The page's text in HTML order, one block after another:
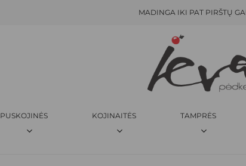
MADINGA IKI PAT PIRŠTŲ
PUSKOJINĖS KOJINAITĖS TAMPRĖS
El.